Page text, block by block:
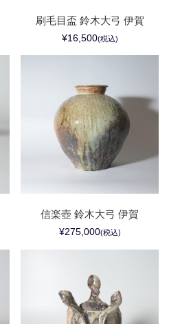
刷毛目盃 鈴木大弓 伊賀
¥16,500(税込)
信楽壺 鈴木大弓 伊賀
¥275,000(税込)